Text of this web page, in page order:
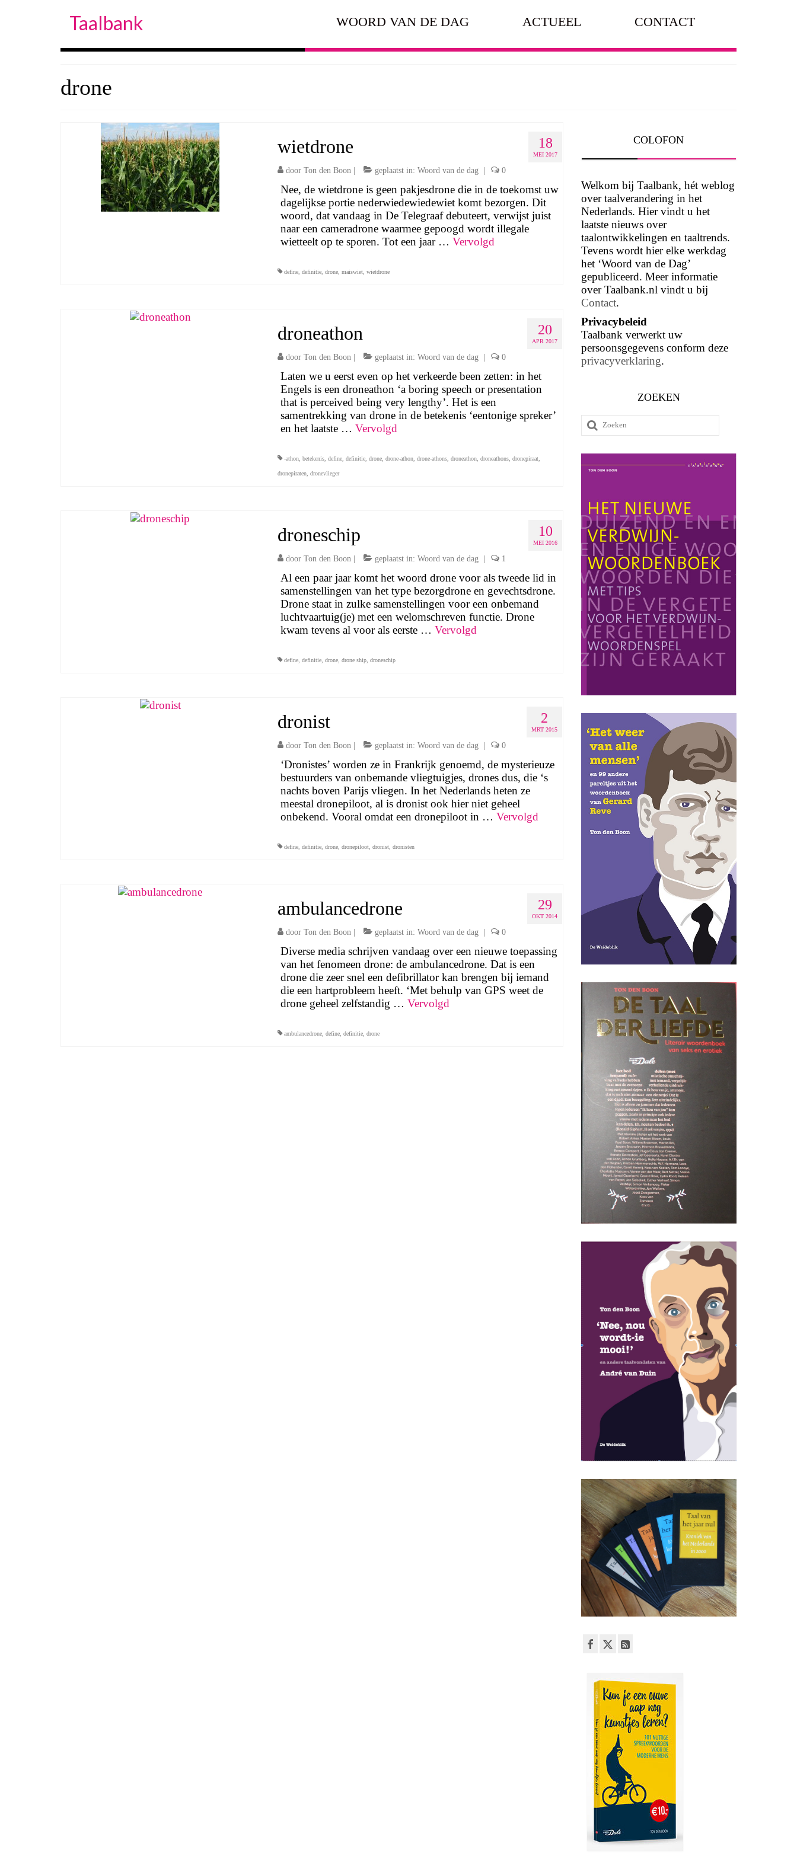
Taalbank WOORD VAN DE DAG ACTUEEL CONTACT
drone
18
MEI 2017
wietdrone
door Ton den Boon| geplaatst in: Woord van de dag 0
Nee, de wietdrone is geen pakjesdrone die in de toekomst uw
dagelijkse portie nederwiedewiedewiet komt bezorgen. Dit
woord, dat vandaag in De Telegraaf debuteert, verwijst juist
naar een cameradrone waarmee gepoogd wordt illegale
wietteelt op te sporen. Tot een jaar … Vervolgd
define, definitie, drone, maiswiet, wietdrone
20
APR 2017
droneathon
door Ton den Boon| geplaatst in: Woord van de dag 0
Laten we u eerst even op het verkeerde been zetten: in het
Engels is een droneathon ‘a boring speech or presentation
that is perceived being very lengthy’. Het is een
samentrekking van drone in de betekenis ‘eentonige spreker’
en het laatste … Vervolgd
-athon, betekenis, define, definitie, drone, drone-athon, drone-athons, droneathon, droneathons, dronepiraat,
dronepiraten, dronevlieger
10
MEI 2016
droneschip
door Ton den Boon| geplaatst in: Woord van de dag 1
Al een paar jaar komt het woord drone voor als tweede lid in
samenstellingen van het type bezorgdrone en gevechtsdrone.
Drone staat in zulke samenstellingen voor een onbemand
luchtvaartuig(je) met een welomschreven functie. Drone
kwam tevens al voor als eerste … Vervolgd
define, definitie, drone, drone ship, droneschip
2
MRT 2015
dronist
door Ton den Boon| geplaatst in: Woord van de dag 0
‘Dronistes’ worden ze in Frankrijk genoemd, de mysterieuze
bestuurders van onbemande vliegtuigjes, drones dus, die ‘s
nachts boven Parijs vliegen. In het Nederlands heten ze
meestal dronepiloot, al is dronist ook hier niet geheel
onbekend. Vooral omdat een dronepiloot in … Vervolgd
define, definitie, drone, dronepiloot, dronist, dronisten
29
OKT 2014
ambulancedrone
door Ton den Boon| geplaatst in: Woord van de dag 0
Diverse media schrijven vandaag over een nieuwe toepassing
van het fenomeen drone: de ambulancedrone. Dat is een
drone die zeer snel een defibrillator kan brengen bij iemand
die een hartprobleem heeft. ‘Met behulp van GPS weet de
drone geheel zelfstandig … Vervolgd
ambulancedrone, define, definitie, drone
COLOFON
Welkom bij Taalbank, hét weblog
over taalverandering in het
Nederlands. Hier vindt u het
laatste nieuws over
taalontwikkelingen en taaltrends.
Tevens wordt hier elke werkdag
het ‘Woord van de Dag’
gepubliceerd. Meer informatie
over Taalbank.nl vindt u bij
Contact.
Privacybeleid
Taalbank verwerkt uw
persoonsgegevens conform deze
privacyverklaring.
ZOEKEN
Zoeken
naar: